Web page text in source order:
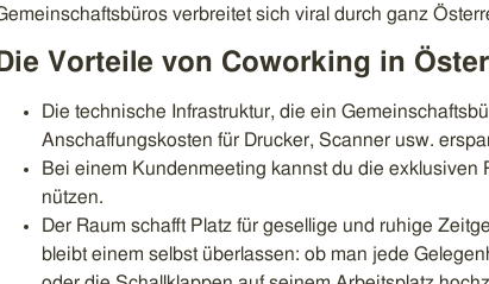
verbreitet sich viral durch ganz
Die Vorteile von Coworking in
Die technische Infrastruktur, die ein
Anschaffungskosten für Drucker, Scanner usw.
Bei einem Kundenmeeting kannst du die exklusiven
nützen.
Der Raum schafft Platz für gesellige und ruhige
bleibt einem selbst überlassen: ob man jede